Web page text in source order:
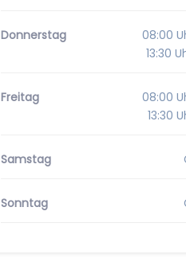
Donnerstag
08:00
13:30
Freitag
08:00
13:30
Samstag
Sonntag